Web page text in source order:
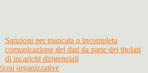
Sanzioni per mancata o incompleta
comunicazione dei dati da parte dei titolari
di incarichi dirigenziali
organizzative